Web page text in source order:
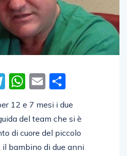
Telegram
WhatsApp
Email
12 e 7 mesi i due
del team che si è
di cuore del piccolo
il bambino di due anni